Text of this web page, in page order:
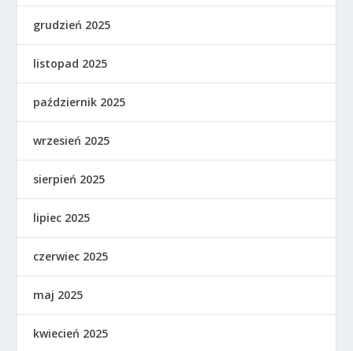
grudzień 2025
listopad 2025
październik 2025
wrzesień 2025
sierpień 2025
lipiec 2025
czerwiec 2025
maj 2025
kwiecień 2025